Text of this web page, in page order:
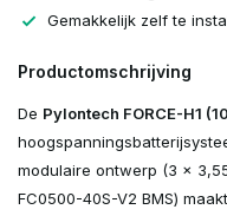
Gemakkelijk zelf te
Productomschrijving
De Pylontech FORCE-H1
modulaire ontwerp (3 x
FC0500-40S-V2 BMS)